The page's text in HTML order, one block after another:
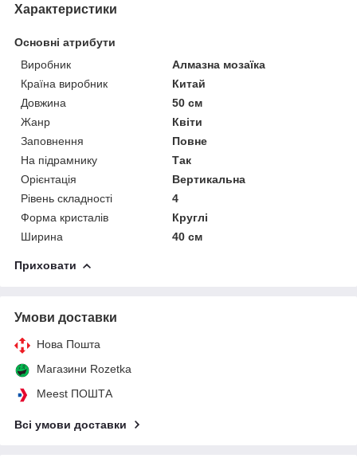
Характеристики
Основні атрибути
Виробник
Алмазна мозаїка
Країна виробник
Китай
Довжина
50 см
Жанр
Квіти
Заповнення
Повне
На підрамнику
Так
Орієнтація
Вертикальна
Рівень складності
4
Форма кристалів
Круглі
Ширина
40 см
Приховати
Умови доставки
Нова Пошта
Магазини Rozetka
Meest ПОШТА
Всі умови доставки